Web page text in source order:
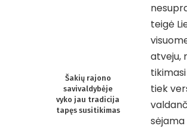
Šakių rajono
savivaldybėje
vyko jau tradicija
tapęs susitikimas
teigė
atveju,
tiek
sėjama